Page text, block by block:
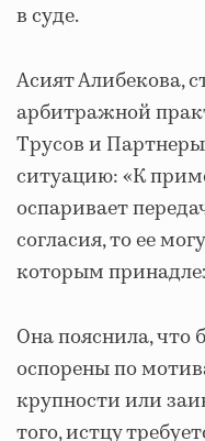
в суде.
Асият Алибекова,
арбитражной
Трусов и
ситуацию: «К
оспаривает
согласия, то ее
которым
Она пояснила, что
оспорены по
крупности или
того, истцу